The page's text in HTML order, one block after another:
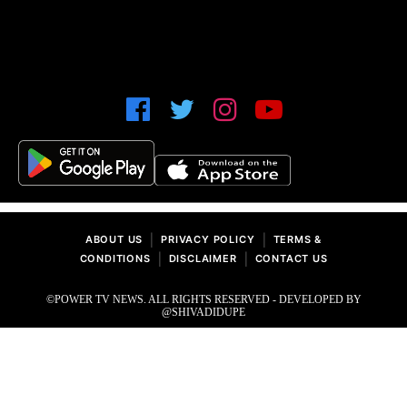
ABOUT US PRIVACY POLICY
TERMS &
CONDITIONS
DISCLAIMER CONTACT US
©POWER TV NEWS. ALL RIGHTS RESERVED - DEVELOPED BY
@SHIVADIDUPE